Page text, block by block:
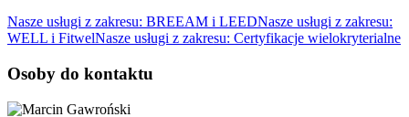
Nasze usługi z zakresu: BREEAM i LEEDNasze usługi z zakresu:
WELL i FitwelNasze usługi z zakresu: Certyfikacje wielokryterialne
Osoby do kontaktu